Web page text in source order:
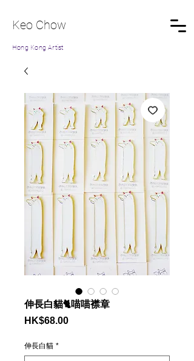
Keo Chow
Hong Kong Artist
伸長白貓🐈喵喵襟章
HK$68.00Price
伸長白貓 *